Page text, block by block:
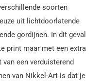
soorten
uit lichtdoorlatende
gordijnen. In dit geval
print maar met een extra
een verduisterend
van Nikkel-Art is dat je